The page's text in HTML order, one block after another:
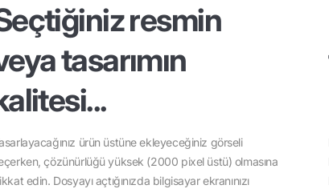
resmin
tasarımın
ürün üstüne ekleyeceğiniz görseli
çözünürlüğü yüksek (2000 pixel üstü) olmasına
edin. Dosyayı açtığınızda bilgisayar ekranınızı